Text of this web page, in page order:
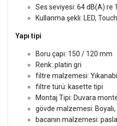
Ses seviyesi: 64 dB(A) re
Kullanma şekli: LED,
Yapı tipi
Boru çapı: 150 / 120 mm
Renk: platin gri
filtre malzemesi:
filtre türü: kasette tipi
Montaj Tipi: Duvara
gövde malzemesi: Boyalı,
bacanın malzemesi: